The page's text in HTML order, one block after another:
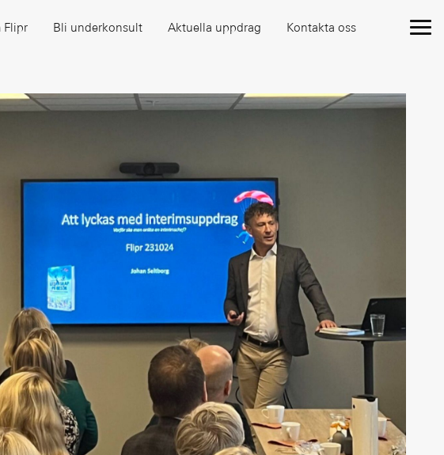
Flipr Bli underkonsult Aktuella uppdrag Kontakta oss